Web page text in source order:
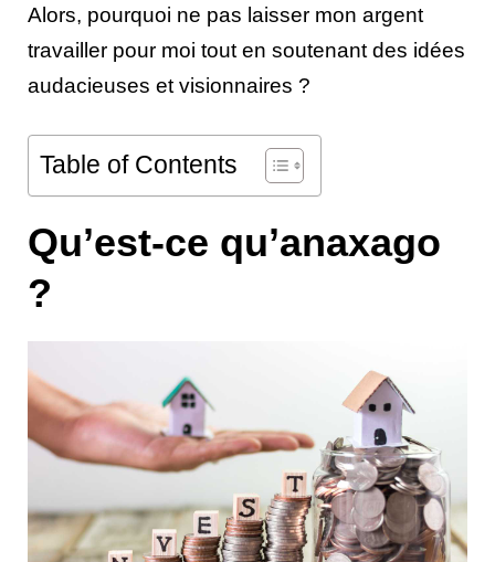
Alors, pourquoi ne pas laisser mon argent
travailler pour moi tout en soutenant des idées
audacieuses et visionnaires ?
Table of Contents
Qu’est-ce qu’anaxago
?